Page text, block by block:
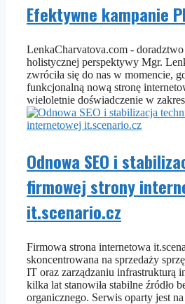
Efektywne kampanie
LenkaCharvatova.com -
holistycznej perspektywy Mgr.
zwróciła się do nas w momencie,
funkcjonalną nową stronę
wieloletnie doświadczenie w
Odnowa SEO i
firmowej strony
it.scenario.cz
Firmowa strona internetowa
skoncentrowana na sprzedaży
IT oraz zarządzaniu infrastrukturą
kilka lat stanowiła stabilne źródło
organicznego. Serwis oparty jest